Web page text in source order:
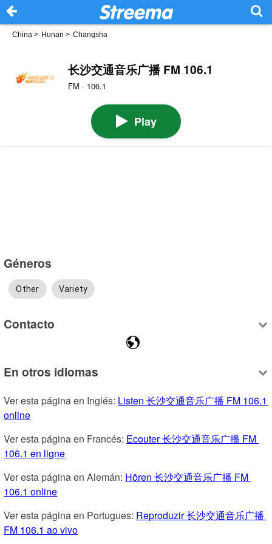
China > Hunan > Changsha
长沙交通音乐广播 FM 106.1
FM · 106.1
Play
Géneros
Other Variety
Contacto
En otros idiomas
Ver esta página en Inglés: Listen 长沙交通音乐广播 FM 106.1
online
Ver esta página en Francés: Ecouter 长沙交通音乐广播 FM
106.1 en ligne
Ver esta página en Alemán: Hören 长沙交通音乐广播 FM
106.1 online
Ver esta página en Portugues: Reproduzir 长沙交通音乐广播
FM 106.1 ao vivo